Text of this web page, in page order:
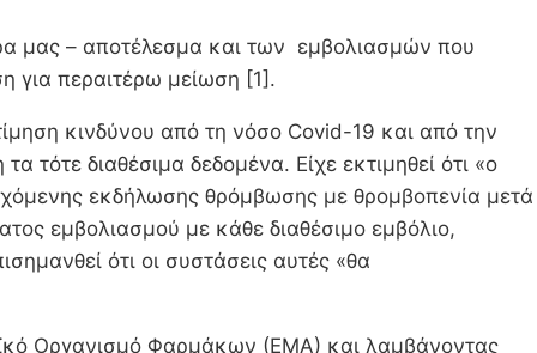
μας – αποτέλεσμα και των εμβολιασμών που
για περαιτέρω μείωση [1].
κινδύνου από τη νόσο Covid-19 και από την
διαθέσιμα δεδομένα. Είχε εκτιμηθεί ότι «ο
εκδήλωσης θρόμβωσης με θρομβοπενία μετά
εμβολιασμού με κάθε διαθέσιμο εμβόλιο,
ότι οι συστάσεις αυτές «θα
Οργανισμό Φαρμάκων (ΕΜΑ) και λαμβάνοντας